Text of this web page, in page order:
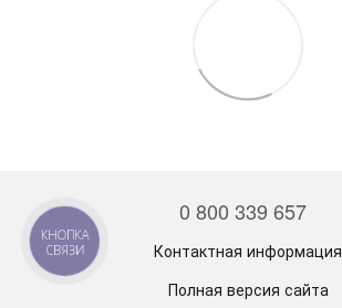
0 800 339 657
Контактная информация
Полная версия сайта
КНОПКА
СВЯЗИ